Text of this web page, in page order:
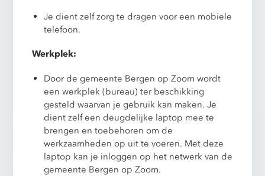
Je dient zelf zorg te dragen voor een mobiele
telefoon.
Werkplek:
Door de gemeente Bergen op Zoom wordt
een werkplek (bureau) ter beschikking
gesteld waarvan je gebruik kan maken. Je
dient zelf een deugdelijke laptop mee te
brengen en toebehoren om de
werkzaamheden op uit te voeren. Met deze
laptop kan je inloggen op het netwerk van de
gemeente Bergen op Zoom.